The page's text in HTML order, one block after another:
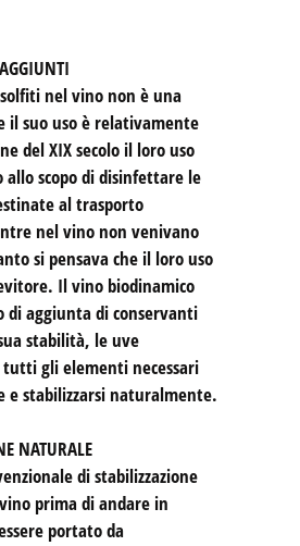
nel vino non è una
il suo uso è relativamente
del XIX secolo il loro uso
allo scopo di disinfettare le
al trasporto
nel vino non venivano
si pensava che il loro uso
Il vino biodinamico
di aggiunta di conservanti
stabilità, le uve
tutti gli elementi necessari
e stabilizzarsi naturalmente.
NATURALE
di stabilizzazione
prima di andare in
portato da